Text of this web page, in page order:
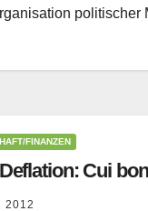
politischer
FINANZEN
Cui
2012